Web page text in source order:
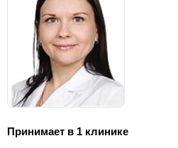
Принимает в 1 клинике